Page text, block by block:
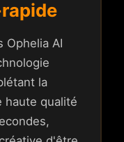
Ophelia AI
la
haute qualité